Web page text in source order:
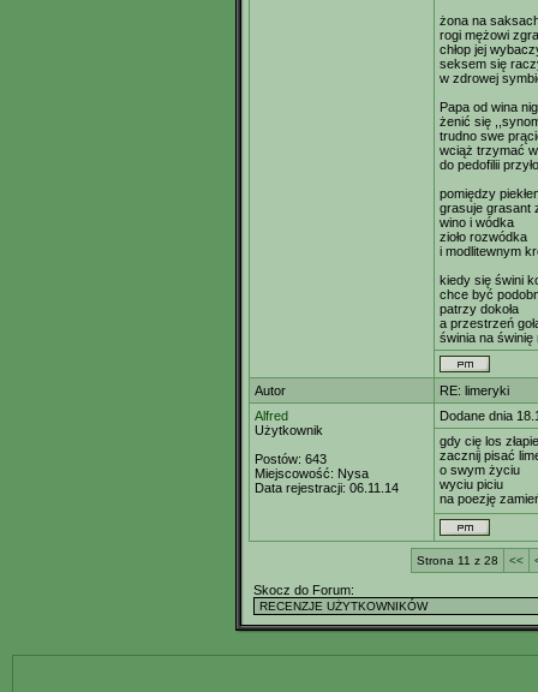
żona na
rogi mężowi
chłop jej
seksem się
w zdrowej
Papa od wina
żenić się
trudno swe
wciąż trzymać
do pedofilii
pomiędzy
grasuje grasant
wino i wódka
zioło rozwódka
i modlitewnym
kiedy się świni
chce być
patrzy dokoła
a przestrzeń
świnia na świnię
Autor
RE: limeryki
Alfred
Użytkownik
Postów: 643
Miejscowość: Nysa
Data rejestracji: 06.11.14
Dodane dnia
gdy cię los
zacznij pisać
o swym życiu
wyciu piciu
na poezję
Strona 11 z 28 <<
Skocz do Forum: